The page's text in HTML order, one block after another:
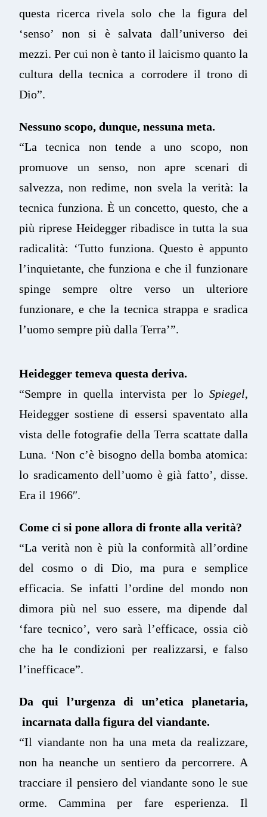
questa ricerca rivela solo che la figura del
‘senso’ non si è salvata dall’universo dei
mezzi. Per cui non è tanto il laicismo quanto la
cultura della tecnica a corrodere il trono di
Dio”.
Nessuno scopo, dunque, nessuna meta.
“La tecnica non tende a uno scopo, non
promuove un senso, non apre scenari di
salvezza, non redime, non svela la verità: la
tecnica funziona. È un concetto, questo, che a
più riprese Heidegger ribadisce in tutta la sua
radicalità: ‘Tutto funziona. Questo è appunto
l’inquietante, che funziona e che il funzionare
spinge sempre oltre verso un ulteriore
funzionare, e che la tecnica strappa e sradica
l’uomo sempre più dalla Terra’”.
Heidegger temeva questa deriva.
“Sempre in quella intervista per lo Spiegel,
Heidegger sostiene di essersi spaventato alla
vista delle fotografie della Terra scattate dalla
Luna. ‘Non c’è bisogno della bomba atomica:
lo sradicamento dell’uomo è già fatto’, disse.
Era il 1966″.
Come ci si pone allora di fronte alla verità?
“La verità non è più la conformità all’ordine
del cosmo o di Dio, ma pura e semplice
efficacia. Se infatti l’ordine del mondo non
dimora più nel suo essere, ma dipende dal
‘fare tecnico’, vero sarà l’efficace, ossia ciò
che ha le condizioni per realizzarsi, e falso
l’inefficace”.
Da qui l’urgenza di un’etica planetaria,
incarnata dalla figura del viandante.
“Il viandante non ha una meta da realizzare,
non ha neanche un sentiero da percorrere. A
tracciare il pensiero del viandante sono le sue
orme. Cammina per fare esperienza. Il